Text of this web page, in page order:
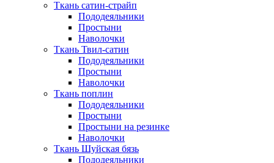
Ткань сатин-страйп
Пододеяльники
Простыни
Наволочки
Ткань Твил-сатин
Пододеяльники
Простыни
Наволочки
Ткань поплин
Пододеяльники
Простыни
Простыни на резинке
Наволочки
Ткань Шуйская бязь
Пододеяльники